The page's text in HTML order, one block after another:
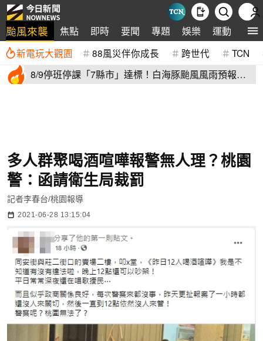
颱風來襲 焦點 即時 要聞 專題 娛樂 運動 全球
新電玩大觀園 88風災伴你成長 跨世代 TCN
8/9停班停課「7縣市」達標！白海豚颱風風雨預報
多人群聚喝酒喧嘩報警無人理？桃園
警：函請衛生局裁罰
記者李春台/桃園報導
2021-06-28 13:15:04